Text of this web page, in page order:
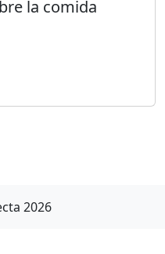
la comida
2026